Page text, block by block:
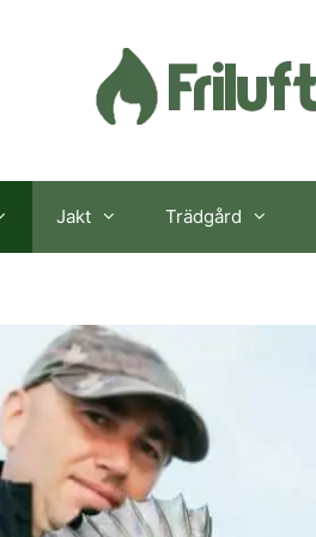
Jakt Trädgård